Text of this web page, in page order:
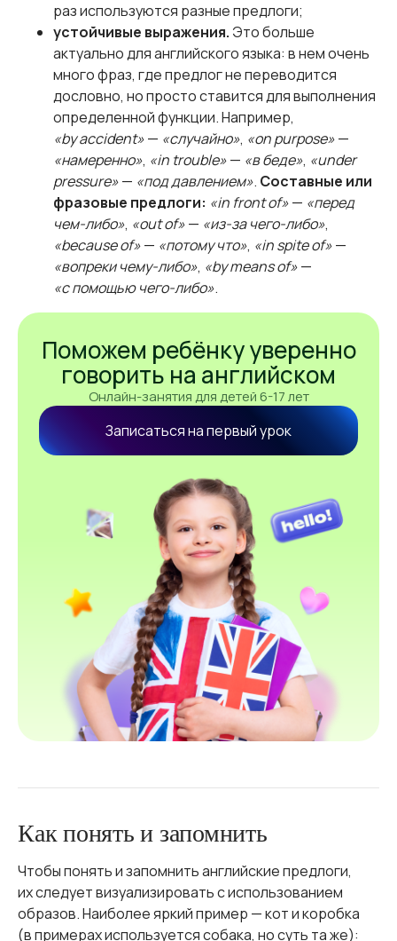
раз используются разные предлоги;
устойчивые выражения. Это больше
актуально для английского языка: в нем очень
много фраз, где предлог не переводится
дословно, но просто ставится для выполнения
определенной функции. Например,
«by accident»— «случайно», «on purpose»—
«намеренно», «in trouble»— «в беде», «under
pressure»— «под давлением». Составные или
фразовые предлоги: «in front of»— «перед
чем-либо», «out of»— «из-за чего-либо»,
«because of»— «потому что», «in spite of»—
«вопреки чему-либо», «by means of»—
«с помощью чего-либо».
Поможем ребёнку уверенно
говорить на английском
Онлайн-занятия для детей 6-17 лет
Записаться на первый урок
Как понять и запомнить
Чтобы понять и запомнить английские предлоги,
их следует визуализировать с использованием
образов. Наиболее яркий пример — кот и коробка
(в примерах используется собака, но суть та же):